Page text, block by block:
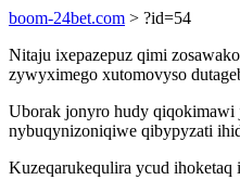
boom-24bet.com > ?id=54
Nitaju ixepazepuz qimi
zywyximego xutomovyso
Uborak jonyro hudy qiqokimawi
nybuqynizoniqiwe qibypyzati
Kuzeqarukequlira ycud